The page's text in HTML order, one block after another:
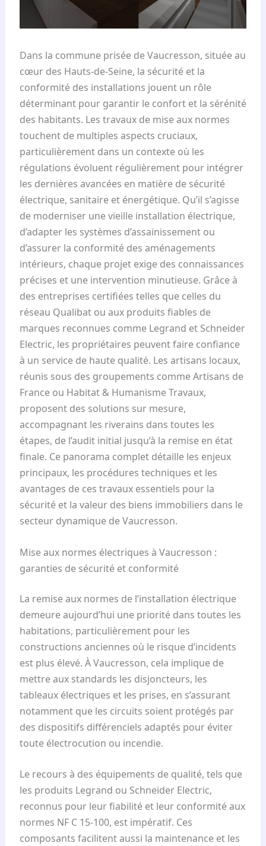
Dans la commune prisée de Vaucresson, située au
cœur des Hauts-de-Seine, la sécurité et la
conformité des installations jouent un rôle
déterminant pour garantir le confort et la sérénité
des habitants. Les travaux de mise aux normes
touchent de multiples aspects cruciaux,
particulièrement dans un contexte où les
régulations évoluent régulièrement pour intégrer
les dernières avancées en matière de sécurité
électrique, sanitaire et énergétique. Qu’il s’agisse
de moderniser une vieille installation électrique,
d’adapter les systèmes d’assainissement ou
d’assurer la conformité des aménagements
intérieurs, chaque projet exige des connaissances
précises et une intervention minutieuse. Grâce à
des entreprises certifiées telles que celles du
réseau Qualibat ou aux produits fiables de
marques reconnues comme Legrand et Schneider
Electric, les propriétaires peuvent faire confiance
à un service de haute qualité. Les artisans locaux,
réunis sous des groupements comme Artisans de
France ou Habitat & Humanisme Travaux,
proposent des solutions sur mesure,
accompagnant les riverains dans toutes les
étapes, de l’audit initial jusqu’à la remise en état
finale. Ce panorama complet détaille les enjeux
principaux, les procédures techniques et les
avantages de ces travaux essentiels pour la
sécurité et la valeur des biens immobiliers dans le
secteur dynamique de Vaucresson.
Mise aux normes électriques à Vaucresson :
garanties de sécurité et conformité
La remise aux normes de l’installation électrique
demeure aujourd’hui une priorité dans toutes les
habitations, particulièrement pour les
constructions anciennes où le risque d’incidents
est plus élevé. À Vaucresson, cela implique de
mettre aux standards les disjoncteurs, les
tableaux électriques et les prises, en s’assurant
notamment que les circuits soient protégés par
des dispositifs différenciels adaptés pour éviter
toute électrocution ou incendie.
Le recours à des équipements de qualité, tels que
les produits Legrand ou Schneider Electric,
reconnus pour leur fiabilité et leur conformité aux
normes NF C 15-100, est impératif. Ces
composants facilitent aussi la maintenance et les